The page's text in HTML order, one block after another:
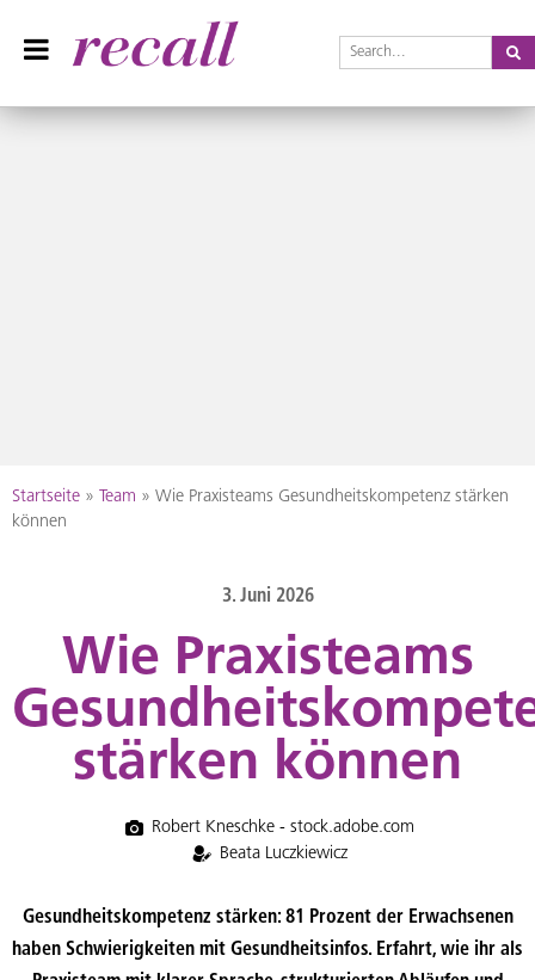
Recall Magazin
Das Praxisteam-Magazin
to
Startseite » Team » Wie Praxisteams Gesundheitskompetenz stärken
können
3. Juni 2026
Wie Praxisteams
stärken können
Robert Kneschke - stock.adobe.com
Beata Luczkiewicz
Gesundheitskompetenz stärken: 81 Prozent der Erwachsenen
haben Schwierigkeiten mit Gesundheitsinfos. Erfahrt, wie ihr als